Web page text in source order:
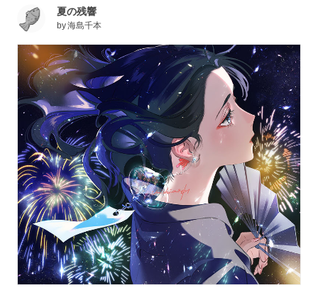
夏の残響
by海島千本